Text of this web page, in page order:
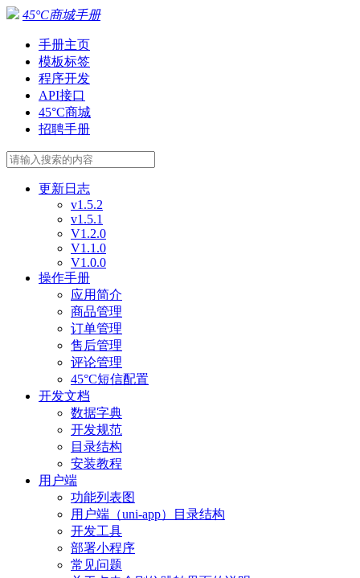
45°C商城手册
手册主页
模板标签
程序开发
API接口
45°C商城
招聘手册
更新日志
v1.5.2
v1.5.1
V1.2.0
V1.1.0
V1.0.0
操作手册
应用简介
商品管理
订单管理
售后管理
评论管理
45°C短信配置
开发文档
数据字典
开发规范
目录结构
安装教程
用户端
功能列表图
用户端（uni-app）目录结构
开发工具
部署小程序
常见问题